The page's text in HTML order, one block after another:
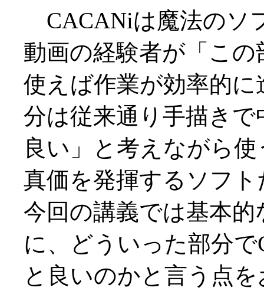
CACANiは魔法のソ
動画の経験者が「こ
使えば作業が効率的
分は従来通り手描き
良い」と考えながら
真価を発揮するソフ
今回の講義では基本
に、どういった部分
と良いのかと言う点